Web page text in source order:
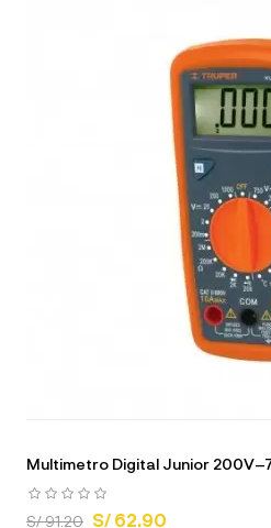
Multimetro Digital Junior
S/ 91.20 S/ 62.90